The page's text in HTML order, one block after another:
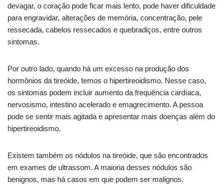
devagar, o coração pode ficar mais lento, pode haver dificuldade
para engravidar, alterações de memória, concentração, pele
ressecada, cabelos ressecados e quebradiços, entre outros
sintomas.
Por outro lado, quando há um excesso na produção dos
hormônios da tireóide, temos o hipertireoidismo. Nesse caso,
os sintomas podem incluir aumento da frequência cardíaca,
nervosismo, intestino acelerado e emagrecimento. A pessoa
pode se sentir mais agitada e apresentar mais doenças além do
hipertireoidismo.
Existem também os nódulos na tireóide, que são encontrados
em exames de ultrassom. A maioria desses nódulos são
benignos, mas há casos em que podem ser malignos.